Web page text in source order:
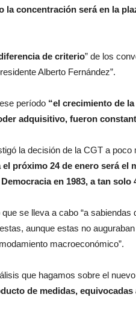
la concentración será en la
de criterio” de los
Alberto Fernández”.
período “el crecimiento de
adquisitivo, fueron
la decisión de la CGT a
próximo 24 de enero será
en 1983, a tan
se lleva a cabo “a
aunque estas no
macroeconómico”.
que hagamos sobre el
de medidas,